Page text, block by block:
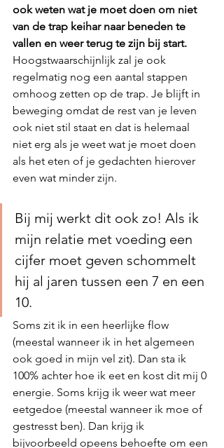
ook weten wat je moet doen om niet
van de trap keihar naar beneden te
vallen en weer terug te zijn bij start.
Hoogstwaarschijnlijk zal je ook
regelmatig nog een aantal stappen
omhoog zetten op de trap. Je blijft in
beweging omdat de rest van je leven
ook niet stil staat en dat is helemaal
niet erg als je weet wat je moet doen
als het eten of je gedachten hierover
even wat minder zijn.
Bij mij werkt dit ook zo! Als ik
mijn relatie met voeding een
cijfer moet geven schommelt
hij al jaren tussen een 7 en een
10.
Soms zit ik in een heerlijke flow
(meestal wanneer ik in het algemeen
ook goed in mijn vel zit). Dan sta ik
100% achter hoe ik eet en kost dit mij 0
energie. Soms krijg ik weer wat meer
eetgedoe (meestal wanneer ik moe of
gestresst ben). Dan krijg ik
bijvoorbeeld opeens behoefte om een